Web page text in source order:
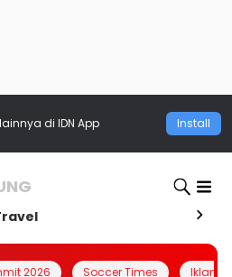
lainnya di IDN App Install
2026 Soccer Times Iklanin